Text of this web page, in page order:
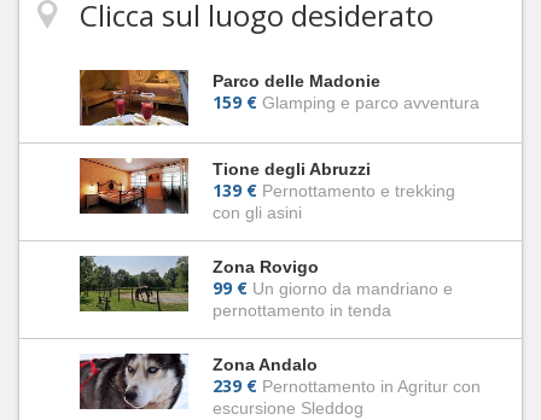
Clicca sul luogo desiderato
Parco delle Madonie
159 € Glamping e parco avventura
Tione degli Abruzzi
139 € Pernottamento e trekking
con gli asini
Zona Rovigo
99 € Un giorno da mandriano e
pernottamento in tenda
Zona Andalo
239 € Pernottamento in Agritur con
escursione Sleddog